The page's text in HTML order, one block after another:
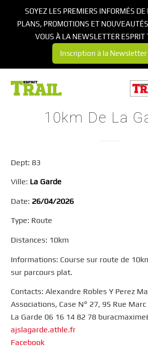
10km De La
Dept: 83
Ville: La Garde
Date: 26/04/2026
Type: Route
Distances: 10km
Informations: Course sur route de
sur parcours plat.
Contacts: Alexandre Robles Y Perez
Associations, Case N° 27, 95 Rue
La Garde 06 16 14 82 78
ajslagarde.athle.fr
Facebook
SOYEZ LES PREMIERS INFORMÉS DE
PLANS, PROMOTIONS ET
VOUS À LA NEWSLETTER ESPRIT
Inscription à la Newsletter